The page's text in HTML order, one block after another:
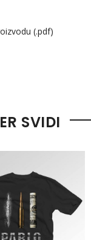
(.pdf)
SVIDI